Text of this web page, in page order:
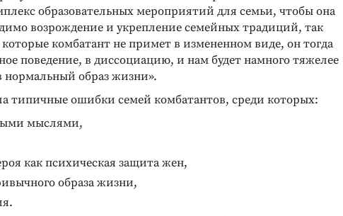
образовательных мероприятий для семьи, чтобы она
возрождение и укрепление семейных традиций, так
комбатант не примет в измененном виде, он тогда
поведение, в диссоциацию, и нам будет намного тяжелее
нормальный образ жизни».
типичные ошибки семей комбатантов, среди которых:
мыслями,
как психическая защита жен,
образа жизни,